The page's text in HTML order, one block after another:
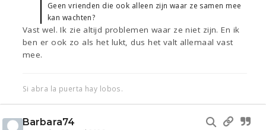
Geen vrienden die ook alleen zijn waar ze samen mee
kan wachten?
Vast wel. Ik zie altijd problemen waar ze niet zijn. En ik
ben er ook zo als het lukt, dus het valt allemaal vast
mee.
Si abra la puerta hay lobos.
Barbara74